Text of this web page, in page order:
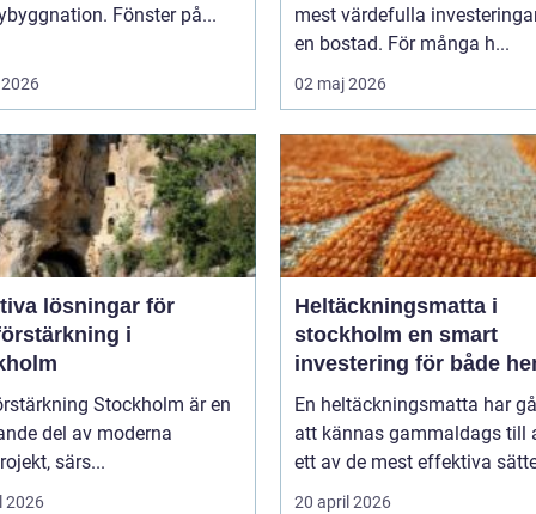
Fönster på...
mest värdefulla
en bostad. För många h...
02 maj 2026
lösningar för
i
Stockholm är en
del av moderna
särs...
2026
Heltäckningsmatta i
stockholm en smart
investering för både
och kontor
En heltäckningsmatta har
att kännas gammaldags till
ett av de mest effektiva
20 april 2026